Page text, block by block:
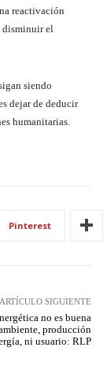
reactivación
disminuir el
siendo
dejar de deducir
humanitarias.
Pinterest
ARTÍCULO SIGUIENTE
no es buena
producción
ni usuario: RLP